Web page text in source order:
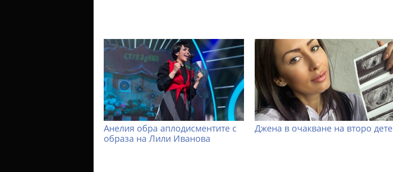
Анелия обра аплодисментите с
образа на Лили Иванова
Джена в очакване на второ дете